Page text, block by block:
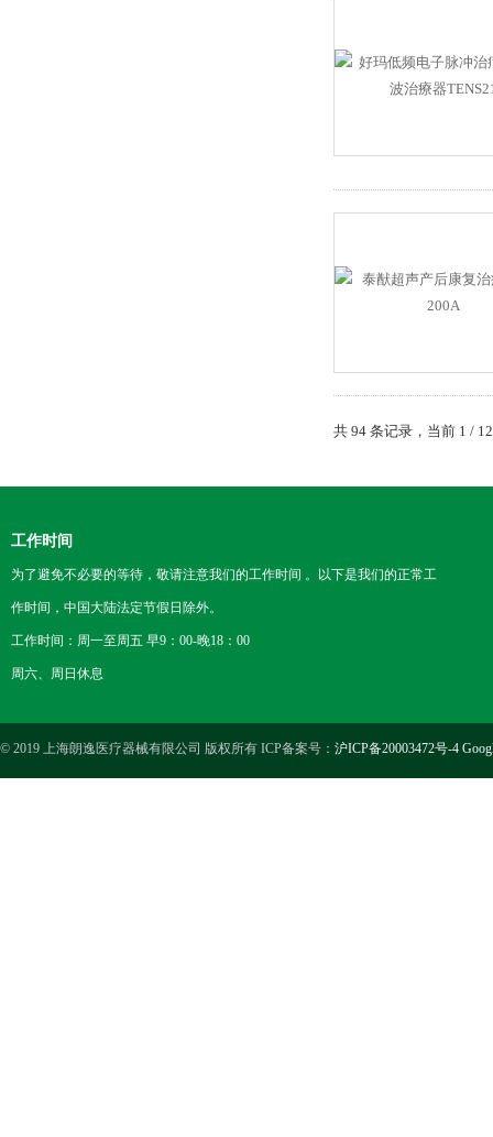
共 94 条记录，当前 1 /
工作时间
为了避免不必要的等待，敬请注意我们的工作时间 。以下是我们的正常工
作时间，中国大陆法定节假日除外。
工作时间：周一至周五 早9：00-晚18：00
周六、周日休息
© 2019 上海朗逸医疗器械有限公司 版权所有 ICP备案号： 沪ICP备20003472号-4